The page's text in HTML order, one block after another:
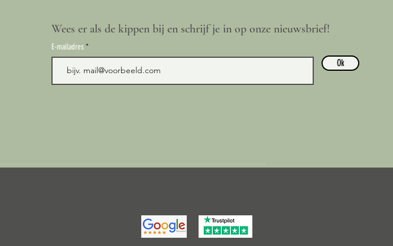
Wees er als de kippen bij en schrijf je in op onze nieuwsbrief!
E-mailadres
Ok